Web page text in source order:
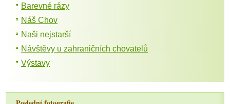
Barevné rázy
Náš Chov
Naši nejstarší
Návštěvy u zahraničních chovatelů
Výstavy